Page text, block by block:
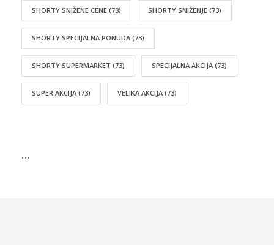
SHORTY SNIŽENE CENE (73) SHORTY SNIŽENJE (73)
SHORTY SPECIJALNA PONUDA (73)
SHORTY SUPERMARKET (73) SPECIJALNA AKCIJA (73)
SUPER AKCIJA (73) VELIKA AKCIJA (73)
…